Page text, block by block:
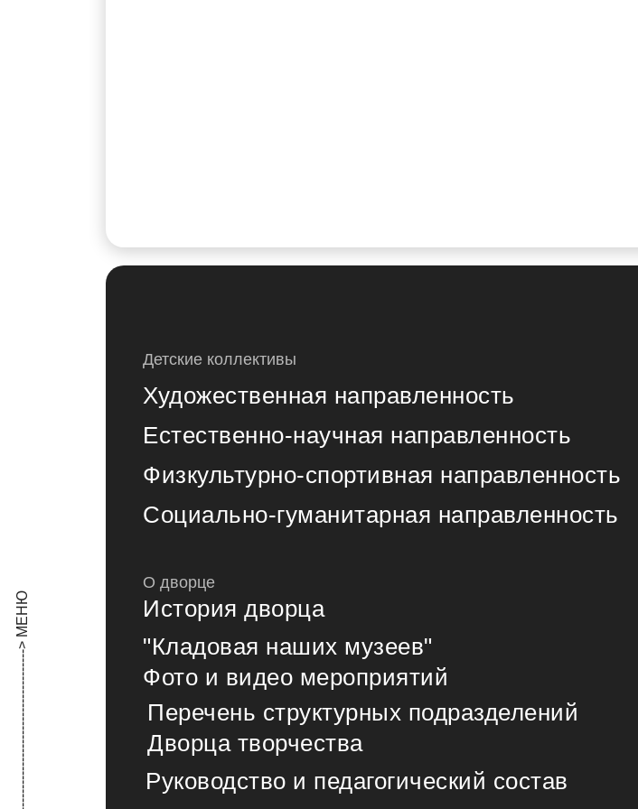
О дворце
Социально-гуманитарная направленность
"Кладовая наших музеев"
История дворца
Перечень структурных подразделений
Дворца творчества
Художественная направленность
Естественно-научная направленность
Физкультурно-спортивная направленность
Руководство и педагогический состав
Фото и видео мероприятий
Детские коллективы